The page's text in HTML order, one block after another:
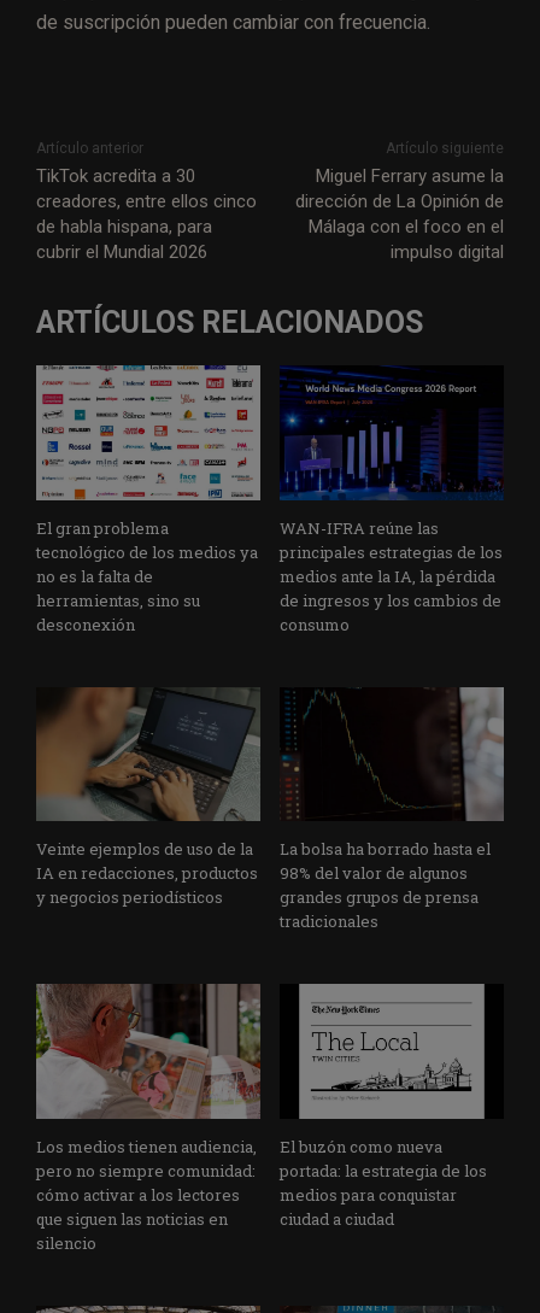
de suscripción pueden cambiar con frecuencia.
Artículo anterior
TikTok acredita a 30
creadores, entre ellos cinco
de habla hispana, para
cubrir el Mundial 2026
Artículo siguiente
Miguel Ferrary asume la
dirección de La Opinión de
Málaga con el foco en el
impulso digital
ARTÍCULOS RELACIONADOS
El gran problema
tecnológico de los medios ya
no es la falta de
herramientas, sino su
desconexión
WAN-IFRA reúne las
principales estrategias de los
medios ante la IA, la pérdida
de ingresos y los cambios de
consumo
Veinte ejemplos de uso de la
IA en redacciones, productos
y negocios periodísticos
La bolsa ha borrado hasta el
98% del valor de algunos
grandes grupos de prensa
tradicionales
Los medios tienen audiencia,
pero no siempre comunidad:
cómo activar a los lectores
que siguen las noticias en
silencio
El buzón como nueva
portada: la estrategia de los
medios para conquistar
ciudad a ciudad